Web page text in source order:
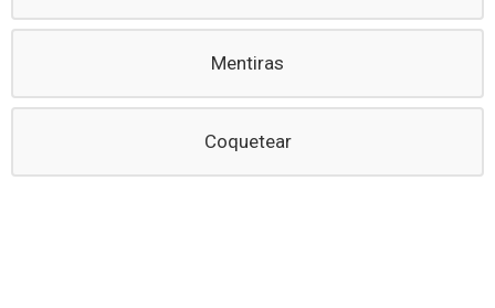
Mentiras
Coquetear